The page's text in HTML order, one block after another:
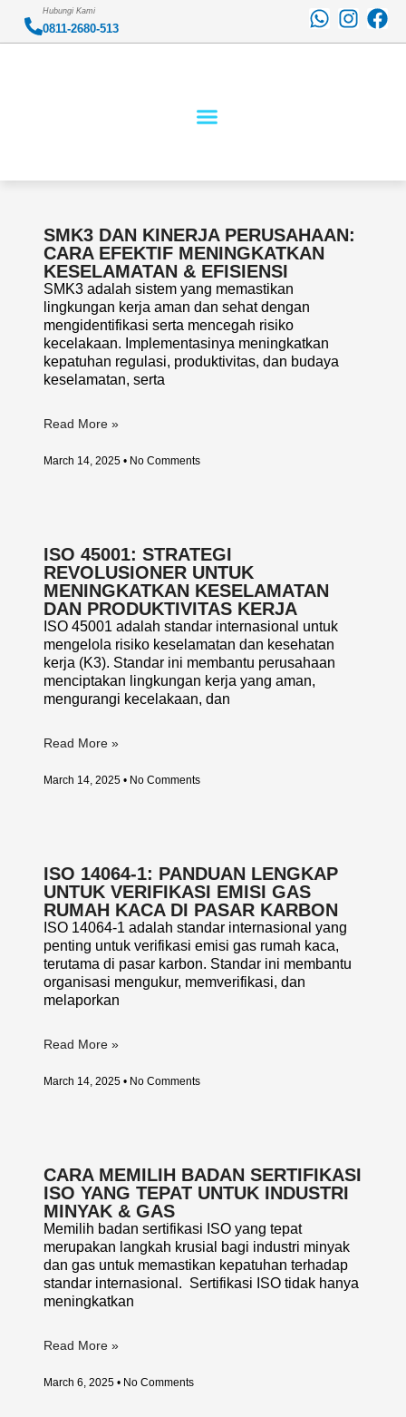
content
Hubungi Kami
0811-2680-513
W
h
I
n
m
F
a
SMK3 DAN KINERJA PERUSAHAAN:
CARA EFEKTIF MENINGKATKAN
KESELAMATAN & EFISIENSI
SMK3 adalah sistem yang memastikan
lingkungan kerja aman dan sehat dengan
mengidentifikasi serta mencegah risiko
kecelakaan. Implementasinya meningkatkan
kepatuhan regulasi, produktivitas, dan budaya
keselamatan, serta
Read More »
March 14, 2025 No Comments
ISO 45001: STRATEGI
REVOLUSIONER UNTUK
MENINGKATKAN KESELAMATAN
DAN PRODUKTIVITAS KERJA
ISO 45001 adalah standar internasional untuk
mengelola risiko keselamatan dan kesehatan
kerja (K3). Standar ini membantu perusahaan
menciptakan lingkungan kerja yang aman,
mengurangi kecelakaan, dan
Read More »
March 14, 2025 No Comments
ISO 14064-1: PANDUAN LENGKAP
UNTUK VERIFIKASI EMISI GAS
RUMAH KACA DI PASAR KARBON
ISO 14064-1 adalah standar internasional yang
penting untuk verifikasi emisi gas rumah kaca,
terutama di pasar karbon. Standar ini membantu
organisasi mengukur, memverifikasi, dan
melaporkan
Read More »
March 14, 2025 No Comments
CARA MEMILIH BADAN SERTIFIKASI
ISO YANG TEPAT UNTUK INDUSTRI
MINYAK & GAS
Memilih badan sertifikasi ISO yang tepat
merupakan langkah krusial bagi industri minyak
dan gas untuk memastikan kepatuhan terhadap
standar internasional. Sertifikasi ISO tidak hanya
meningkatkan
Read More »
March 6, 2025 No Comments
PagePagePagePagePage